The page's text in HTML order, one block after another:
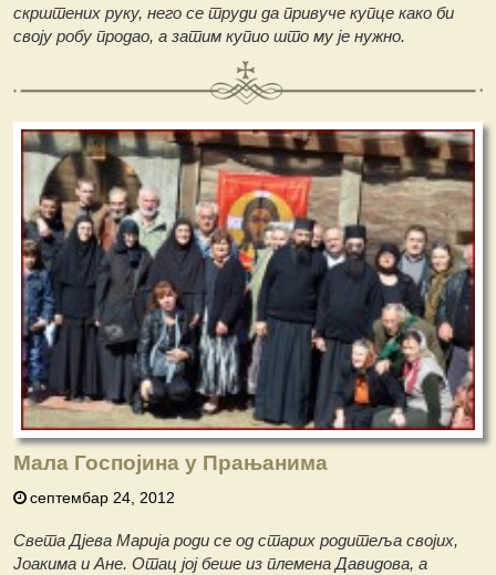
скрштених руку, него се труди да привуче купце како би
своју робу продао, а затим купио што му је нужно.
Мала Госпојина у Прањанима
септембар 24, 2012
Света Дјева Марија роди се од старих родитеља својих,
Јоакима и Ане. Отац јој беше из племена Давидова, а